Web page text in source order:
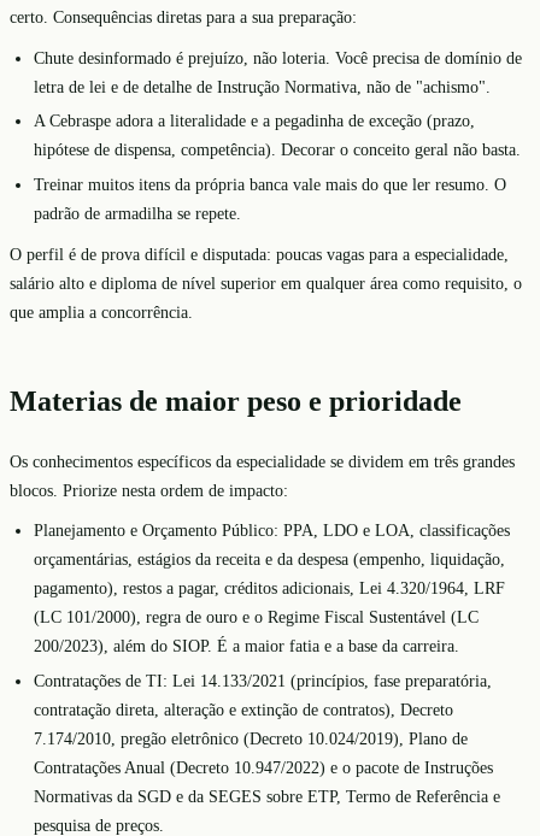
certo. Consequências diretas para a sua preparação:
Chute desinformado é prejuízo, não loteria. Você precisa de domínio de
letra de lei e de detalhe de Instrução Normativa, não de "achismo".
A Cebraspe adora a literalidade e a pegadinha de exceção (prazo,
hipótese de dispensa, competência). Decorar o conceito geral não basta.
Treinar muitos itens da própria banca vale mais do que ler resumo. O
padrão de armadilha se repete.
O perfil é de prova difícil e disputada: poucas vagas para a especialidade,
salário alto e diploma de nível superior em qualquer área como requisito, o
que amplia a concorrência.
Materias de maior peso e prioridade
Os conhecimentos específicos da especialidade se dividem em três grandes
blocos. Priorize nesta ordem de impacto:
Planejamento e Orçamento Público: PPA, LDO e LOA, classificações
orçamentárias, estágios da receita e da despesa (empenho, liquidação,
pagamento), restos a pagar, créditos adicionais, Lei 4.320/1964, LRF
(LC 101/2000), regra de ouro e o Regime Fiscal Sustentável (LC
200/2023), além do SIOP. É a maior fatia e a base da carreira.
Contratações de TI: Lei 14.133/2021 (princípios, fase preparatória,
contratação direta, alteração e extinção de contratos), Decreto
7.174/2010, pregão eletrônico (Decreto 10.024/2019), Plano de
Contratações Anual (Decreto 10.947/2022) e o pacote de Instruções
Normativas da SGD e da SEGES sobre ETP, Termo de Referência e
pesquisa de preços.